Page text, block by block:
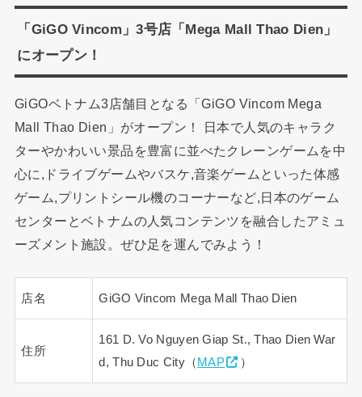
「GiGO Vincom」3号店「Mega Mall Thao Dien」
にオープン！
GiGOベトナム3店舗目となる「GiGO Vincom Mega
Mall Thao Dien」がオープン！ 日本で人気のキャラク
ターやかわいい景品を豊富に並べたクレーンゲームを中
心に,ドライブゲームやバスケ,音楽ゲームといった体感
ゲーム,プリントシール機のコーナーなど,日本のゲーム
センターとベトナムの人気コンテンツを融合したアミュ
ーズメント施設。ぜひ足を運んでみよう！
店名 GiGO Vincom Mega Mall Thao Dien
住所
161 D. Vo Nguyen Giap St., Thao Dien War
d, Thu Duc City（ MAP ）